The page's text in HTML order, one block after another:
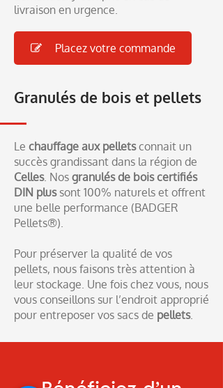
livraison en urgence.
Placez votre commande
Granulés de bois et pellets
Le chauffage aux pelletsconnait un
succès grandissant dans la région de
Celles. Nos granulés de bois certifiés
DIN plus sont 100% naturels et offrent
une belle performance (BADGER
Pellets®).
Pour préserver la qualité de vos
pellets, nous faisons très attention à
leur stockage. Une fois chez vous, nous
vous conseillons sur l’endroit approprié
pour entreposer vos sacs de pellets.